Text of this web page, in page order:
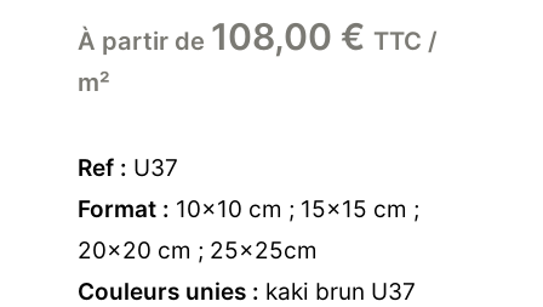
À partir de 108,00 € TTC /
m²
Ref : U37
Format : 10×10 cm ; 15×15 cm ;
20×20 cm ; 25x25cm
Couleurs unies : kaki brun U37